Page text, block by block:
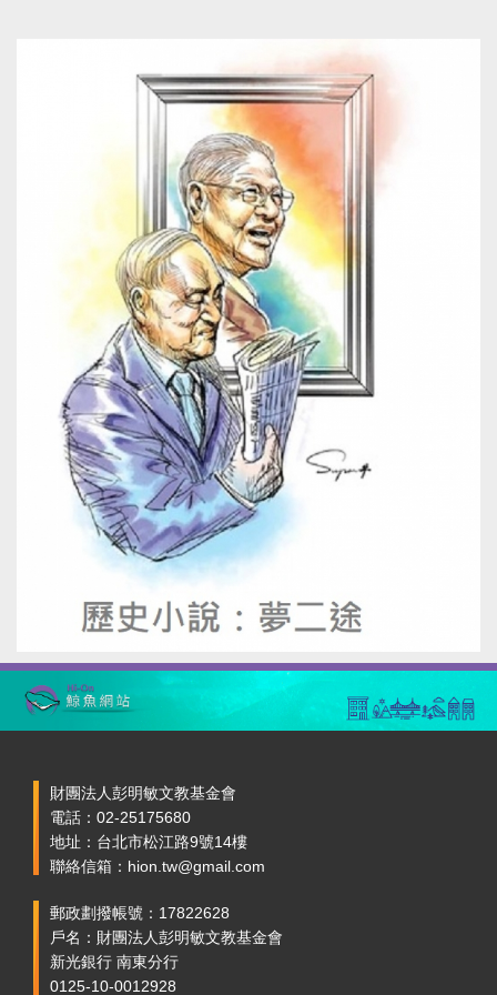
財團法人彭明敏文教基金會
電話：02-25175680
地址：台北市松江路9號14樓
聯絡信箱：hion.tw@gmail.com
郵政劃撥帳號：17822628
戶名：財團法人彭明敏文教基金會
新光銀行 南東分行
0125-10-0012928